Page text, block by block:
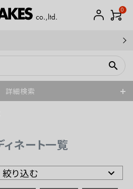
0
search
詳細検索
ィネート一覧
絞り込む